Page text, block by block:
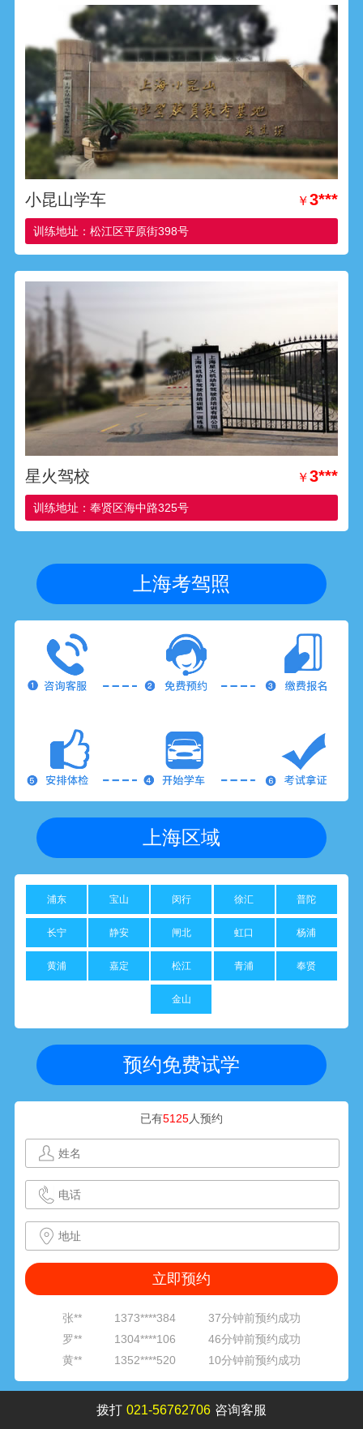
小昆山学车 ￥3***
训练地址：松江区平原街398号
星火驾校 ￥3***
训练地址：奉贤区海中路325号
上海考驾照
上海区域
浦东 宝山 闵行 徐汇 普陀
长宁 静安 闸北 虹口 杨浦
黄浦 嘉定 松江 青浦 奉贤
金山
预约免费试学
已有5125人预约
黄** 1352****520
10分钟前预约成功
张**
周**
1314****601
18分钟前预约成功
朱**
李**
1377****842
24分钟前预约成功
1891****316
29分钟前预约成功
范**
1382****062
33分钟前预约成功
张**
1373****384
37分钟前预约成功
罗**
1304****106
46分钟前预约成功
黄**
1352****520
10分钟前预约成功
1564****811 22分钟前预约成功
拨打 021-56762706 咨询客服